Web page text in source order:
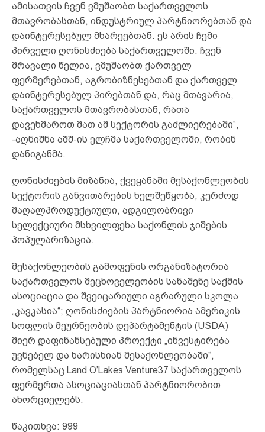
ამისათვის ჩვენ ვმუშაობთ საქართველოს
მთავრობასთან, ინდუსტრიულ პარტნიორებთან და
დაინტერესებულ მხარეებთან. ეს არის ჩემი
პირველი ღონისძიება საქართველოში. ჩვენ
მრავალი წელია, ვმუშაობთ ქართველ
ფერმერებთან, აგრობიზნესებთან და ქართველ
დაინტერესებულ პირებთან და, რაც მთავარია,
საქართველოს მთავრობასთან, რათა
დავეხმაროთ მათ ამ სექტორის გაძლიერებაში“,
-აღნიშნა აშშ-ის ელჩმა საქართველოში, რობინ
დანიგანმა.
ღონისძიების მიზანია, ქვეყანაში მესაქონლეობის
სექტორის განვითარების ხელშეწყობა, კერძოდ
მაღალპროდუქტიული, ადგილობრივი
სელექციური მსხვილფეხა საქონლის ჯიშების
პოპულარიზაცია.
მესაქონლეობის გამოფენის ორგანიზატორია
საქართველოს მეცხოველეობის სანაშენე საქმის
ასოციაცია და შვეიცარიული აგრარული სკოლა
„კავკასია“; ღონისძიების პარტნიორია ამერიკის
სოფლის მეურნეობის დეპარტამენტის (USDA)
მიერ დაფინანსებული პროექტი „ინვესტირება
უვნებელ და ხარისხიან მესაქონლეობაში“,
რომელსაც Land O’Lakes Venture37 საქართველოს
ფერმერთა ასოციაციასთან პარტნიორობით
ახორციელებს.
წაკითხვა: 999